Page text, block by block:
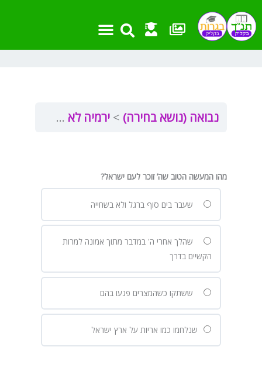
לתוכן
נבואה (נושא בחירה) ירמיה לא
מהו המעשה הטוב שה’ זוכר לעם ישראל?
שעבר בים סוף ברגל ולא בשחייה
שהלך אחרי ה' במדבר מתוך אמונה למרות
הקשיים בדרך
ששתקו כשהמצרים פגעו בהם
שנלחמו כמו אריות על ארץ ישראל